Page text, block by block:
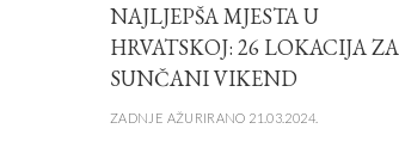
NAJLJEPŠA MJESTA U
HRVATSKOJ: 26 LOKACIJA ZA
SUNČANI VIKEND
ZADNJE AŽURIRANO 21.03.2024.